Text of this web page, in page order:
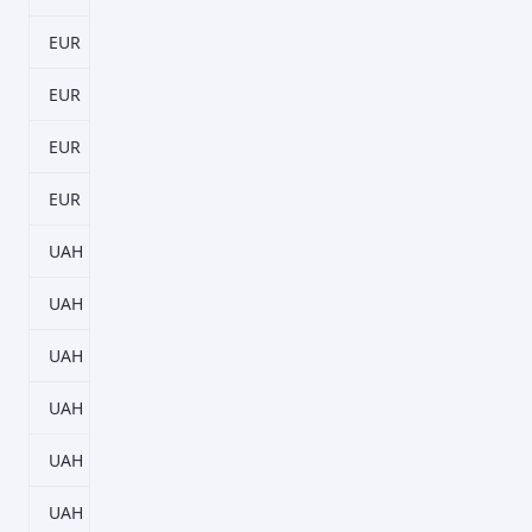
EUR
EUR
EUR
EUR
UAH
UAH
UAH
UAH
UAH
UAH